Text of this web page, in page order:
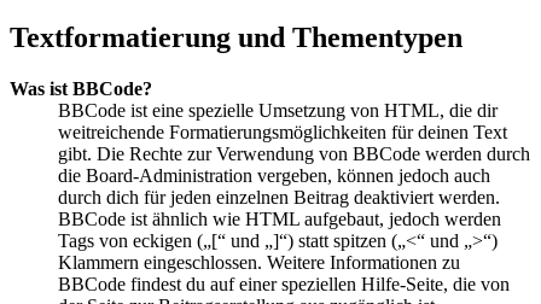
Textformatierung und Thementypen
Was ist BBCode?
BBCode ist eine spezielle Umsetzung von HTML, die dir
weitreichende Formatierungsmöglichkeiten für deinen Text
gibt. Die Rechte zur Verwendung von BBCode werden durch
die Board-Administration vergeben, können jedoch auch
durch dich für jeden einzelnen Beitrag deaktiviert werden.
BBCode ist ähnlich wie HTML aufgebaut, jedoch werden
Tags von eckigen („[“ und „]“) statt spitzen („<“ und „>“)
Klammern eingeschlossen. Weitere Informationen zu
BBCode findest du auf einer speziellen Hilfe-Seite, die von